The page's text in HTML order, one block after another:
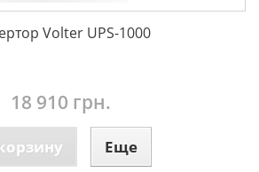
Volter UPS-1000
18 910 грн.
Еще